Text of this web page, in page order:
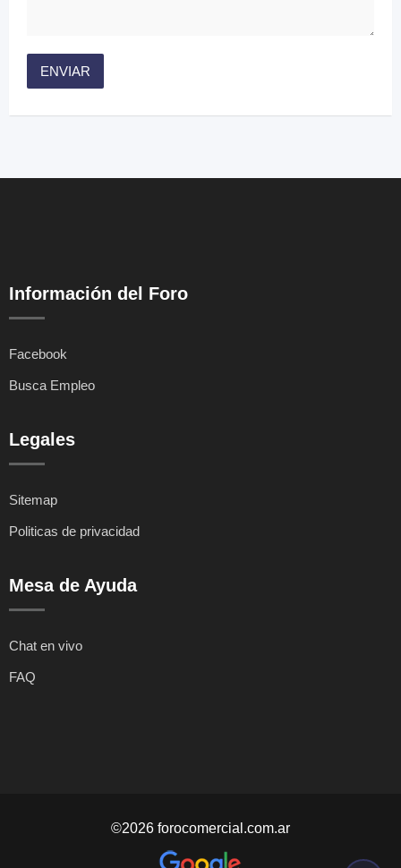
Información del Foro
Facebook
Busca Empleo
Legales
Sitemap
Politicas de privacidad
Mesa de Ayuda
Chat en vivo
FAQ
©2026 forocomercial.com.ar